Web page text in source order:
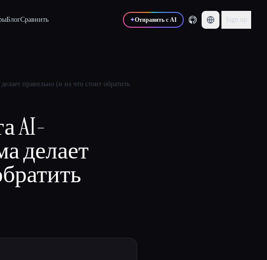
БлогСравнить ✦Отправить с AI Sign up
правильно (и на что стоит обратить
AI-
делает